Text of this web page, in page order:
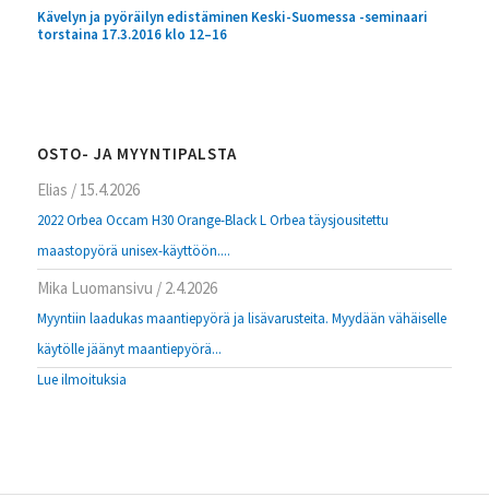
Kävelyn ja pyöräilyn edistäminen Keski-Suomessa -seminaari
torstaina 17.3.2016 klo 12–16
OSTO- JA MYYNTIPALSTA
Elias / 15.4.2026
2022 Orbea Occam H30 Orange-Black L Orbea täysjousitettu
maastopyörä unisex-käyttöön....
Mika Luomansivu / 2.4.2026
Myyntiin laadukas maantiepyörä ja lisävarusteita. Myydään vähäiselle
käytölle jäänyt maantiepyörä...
Lue ilmoituksia